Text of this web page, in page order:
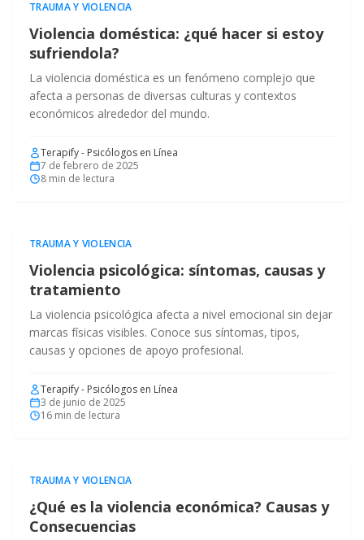
TRAUMA Y VIOLENCIA
Violencia doméstica: ¿qué hacer si estoy
sufriendola?
La violencia doméstica es un fenómeno complejo que
afecta a personas de diversas culturas y contextos
económicos alrededor del mundo.
Terapify - Psicólogos en Línea
7 de febrero de 2025
8 min de lectura
TRAUMA Y VIOLENCIA
Violencia psicológica: síntomas, causas y
tratamiento
La violencia psicológica afecta a nivel emocional sin dejar
marcas físicas visibles. Conoce sus síntomas, tipos,
causas y opciones de apoyo profesional.
Terapify - Psicólogos en Línea
3 de junio de 2025
16 min de lectura
TRAUMA Y VIOLENCIA
¿Qué es la violencia económica? Causas y
Consecuencias